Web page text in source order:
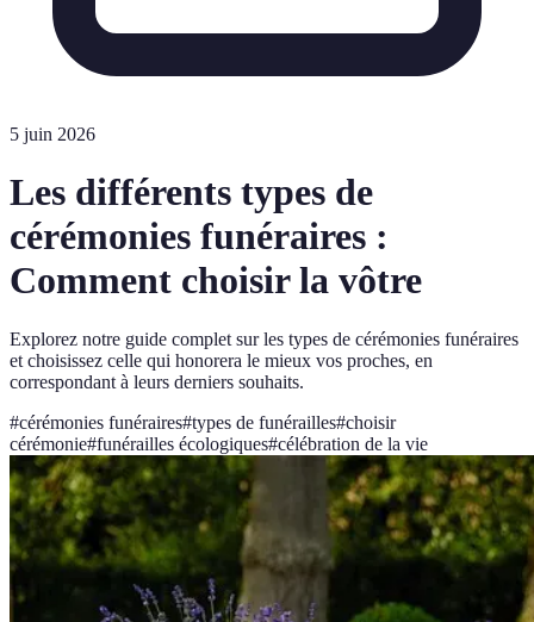
5 juin 2026
Les différents types de
cérémonies funéraires :
Comment choisir la vôtre
Explorez notre guide complet sur les types de cérémonies funéraires
et choisissez celle qui honorera le mieux vos proches, en
correspondant à leurs derniers souhaits.
#cérémonies funéraires#types de funérailles#choisir
cérémonie#funérailles écologiques#célébration de la vie